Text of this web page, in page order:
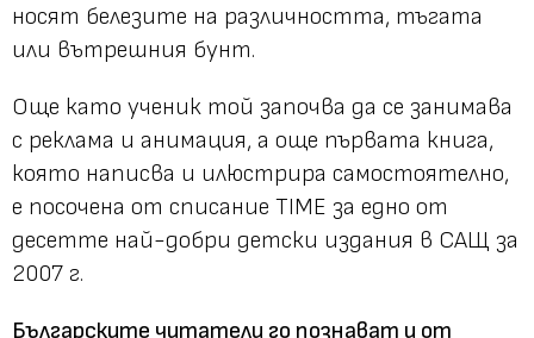
носят белезите на различността, тъгата
или вътрешния бунт.
Още като ученик той започва да се занимава
с реклама и анимация, а още първата книга,
която написва и илюстрира самостоятелно,
е посочена от списание TIME за едно от
десетте най-добри детски издания в САЩ за
2007 г.
Българските читатели го познават и от